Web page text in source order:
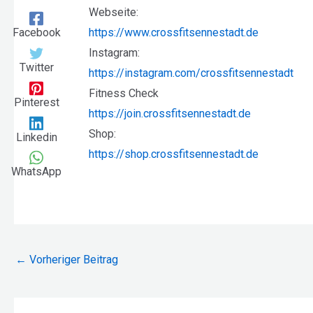
Webseite:
https://www.crossfitsennestadt.de
Instagram:
https://instagram.com/crossfitsennestadt
Fitness Check
https://join.crossfitsennestadt.de
Shop:
https://shop.crossfitsennestadt.de
Facebook
Twitter
Pinterest
Linkedin
WhatsApp
Beitragsnavigation
← Vorheriger Beitrag